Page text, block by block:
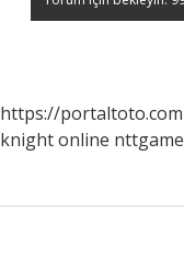
https://portaltoto.com
knight online nttgame